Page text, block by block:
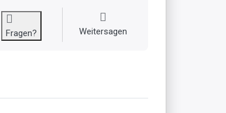
Fragen? Weitersagen